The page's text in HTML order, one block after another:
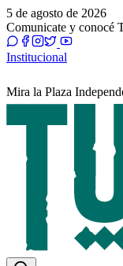
5 de agosto de 2026
Comunicate y conocé
Institucional
Mira la Plaza